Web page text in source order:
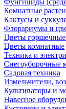
Фунгициды
Комнатные
Кактусы и
Флорариумы и
Цветы
Цветы комнатные
Техника и
Снегоуборочные
Садовая техника
Измельчители,
Культиваторы и
Навесное